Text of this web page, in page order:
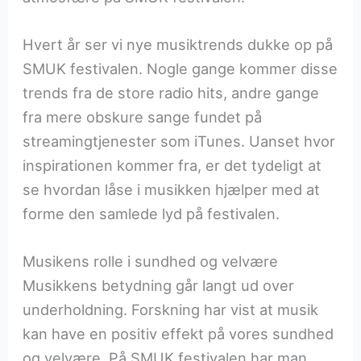
Hvert år ser vi nye musiktrends dukke op på
SMUK festivalen. Nogle gange kommer disse
trends fra de store radio hits, andre gange
fra mere obskure sange fundet på
streamingtjenester som iTunes. Uanset hvor
inspirationen kommer fra, er det tydeligt at
se hvordan låse i musikken hjælper med at
forme den samlede lyd på festivalen.
Musikens rolle i sundhed og velvære
Musikkens betydning går langt ud over
underholdning. Forskning har vist at musik
kan have en positiv effekt på vores sundhed